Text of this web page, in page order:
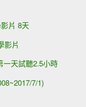
片 8天
影片
一天試聽2.5小時
7/1)